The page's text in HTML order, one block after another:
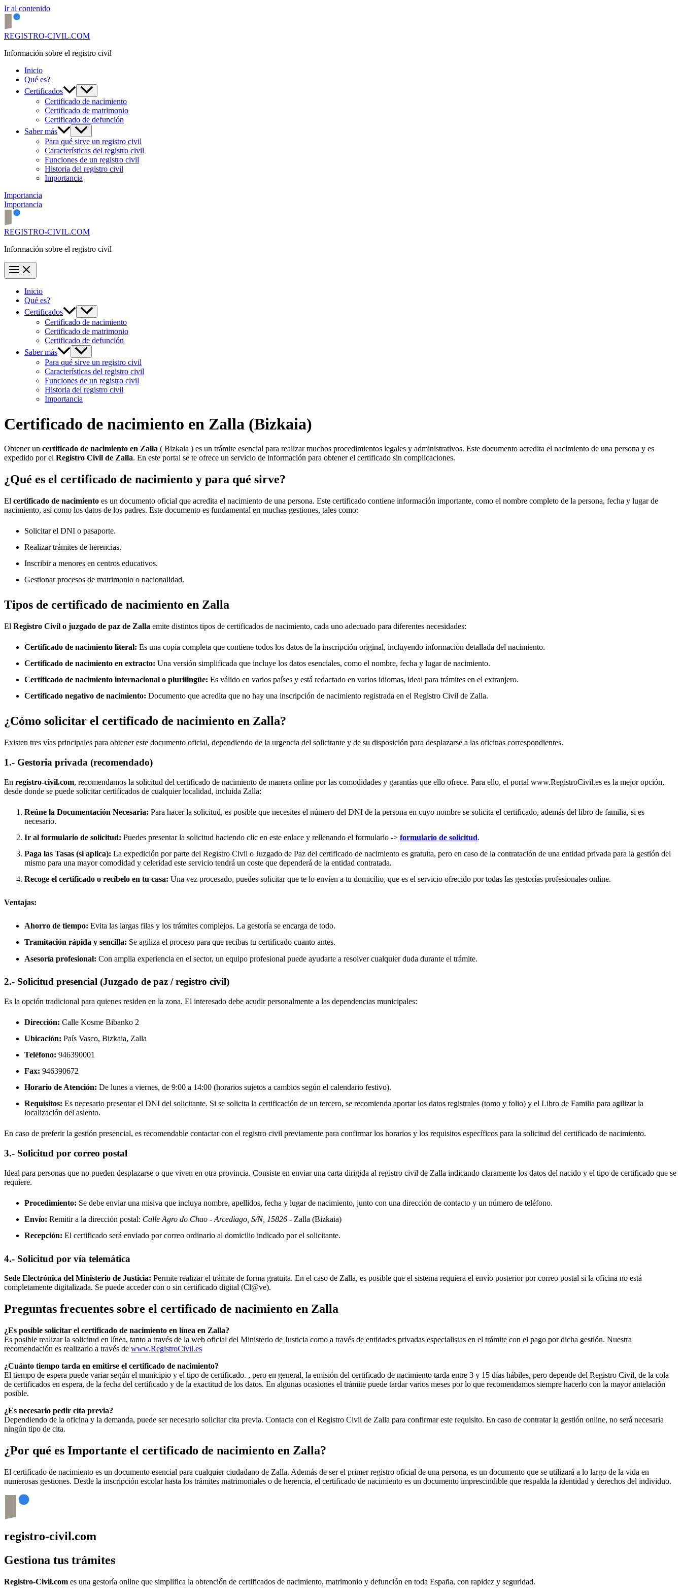
Ir al contenido
REGISTRO-CIVIL.COM
Información sobre el registro civil
Inicio
Qué es?
Certificados
Certificado de nacimiento
Certificado de matrimonio
Certificado de defunción
Saber más
Para qué sirve un registro civil
Características del registro civil
Funciones de un registro civil
Historia del registro civil
Importancia
Importancia
Importancia
REGISTRO-CIVIL.COM
Información sobre el registro civil
Inicio
Qué es?
Certificados
Certificado de nacimiento
Certificado de matrimonio
Certificado de defunción
Saber más
Para qué sirve un registro civil
Características del registro civil
Funciones de un registro civil
Historia del registro civil
Importancia
Certificado de nacimiento en Zalla (Bizkaia)
Obtener un certificado de nacimiento en Zalla ( Bizkaia ) es un trámite esencial para realizar muchos procedimientos legales y administrativos. Este documento acredita el nacimiento de una persona y es
expedido por el Registro Civil de Zalla. En este portal se te ofrece un servicio de información para obtener el certificado sin complicaciones.
¿Qué es el certificado de nacimiento y para qué sirve?
El certificado de nacimiento es un documento oficial que acredita el nacimiento de una persona. Este certificado contiene información importante, como el nombre completo de la persona, fecha y lugar de
nacimiento, así como los datos de los padres. Este documento es fundamental en muchas gestiones, tales como:
Solicitar el DNI o pasaporte.
Realizar trámites de herencias.
Inscribir a menores en centros educativos.
Gestionar procesos de matrimonio o nacionalidad.
Tipos de certificado de nacimiento en Zalla
El Registro Civil o juzgado de paz de Zalla emite distintos tipos de certificados de nacimiento, cada uno adecuado para diferentes necesidades:
Certificado de nacimiento literal: Es una copia completa que contiene todos los datos de la inscripción original, incluyendo información detallada del nacimiento.
Certificado de nacimiento en extracto: Una versión simplificada que incluye los datos esenciales, como el nombre, fecha y lugar de nacimiento.
Certificado de nacimiento internacional o plurilingüe: Es válido en varios países y está redactado en varios idiomas, ideal para trámites en el extranjero.
Certificado negativo de nacimiento: Documento que acredita que no hay una inscripción de nacimiento registrada en el Registro Civil de Zalla.
¿Cómo solicitar el certificado de nacimiento en Zalla?
Existen tres vías principales para obtener este documento oficial, dependiendo de la urgencia del solicitante y de su disposición para desplazarse a las oficinas correspondientes.
1.- Gestoria privada (recomendado)
En registro-civil.com, recomendamos la solicitud del certificado de nacimiento de manera online por las comodidades y garantías que ello ofrece. Para ello, el portal www.RegistroCivil.es es la mejor opción,
desde donde se puede solicitar certificados de cualquier localidad, incluida Zalla:
Reúne la Documentación Necesaria: Para hacer la solicitud, es posible que necesites el número del DNI de la persona en cuyo nombre se solicita el certificado, además del libro de familia, si es
necesario.
Ir al formulario de solicitud: Puedes presentar la solicitud haciendo clic en este enlace y rellenando el formulario -> formulario de solicitud.
Paga las Tasas (si aplica): La expedición por parte del Registro Civil o Juzgado de Paz del certificado de nacimiento es gratuita, pero en caso de la contratación de una entidad privada para la gestión del
mismo para una mayor comodidad y celeridad este servicio tendrá un coste que dependerá de la entidad contratada.
Recoge el certificado o recíbelo en tu casa: Una vez procesado, puedes solicitar que te lo envíen a tu domicilio, que es el servicio ofrecido por todas las gestorías profesionales online.
Ventajas:
Ahorro de tiempo: Evita las largas filas y los trámites complejos. La gestoría se encarga de todo.
Tramitación rápida y sencilla: Se agiliza el proceso para que recibas tu certificado cuanto antes.
Asesoría profesional: Con amplia experiencia en el sector, un equipo profesional puede ayudarte a resolver cualquier duda durante el trámite.
2.- Solicitud presencial (Juzgado de paz / registro civil)
Es la opción tradicional para quienes residen en la zona. El interesado debe acudir personalmente a las dependencias municipales:
Dirección: Calle Kosme Bibanko 2
Ubicación: País Vasco, Bizkaia, Zalla
Teléfono: 946390001
Fax: 946390672
Horario de Atención: De lunes a viernes, de 9:00 a 14:00 (horarios sujetos a cambios según el calendario festivo).
Requisitos: Es necesario presentar el DNI del solicitante. Si se solicita la certificación de un tercero, se recomienda aportar los datos registrales (tomo y folio) y el Libro de Familia para agilizar la
localización del asiento.
En caso de preferir la gestión presencial, es recomendable contactar con el registro civil previamente para confirmar los horarios y los requisitos específicos para la solicitud del certificado de nacimiento.
3.- Solicitud por correo postal
Ideal para personas que no pueden desplazarse o que viven en otra provincia. Consiste en enviar una carta dirigida al registro civil de Zalla indicando claramente los datos del nacido y el tipo de certificado que se
requiere.
Procedimiento: Se debe enviar una misiva que incluya nombre, apellidos, fecha y lugar de nacimiento, junto con una dirección de contacto y un número de teléfono.
Envío: Remitir a la dirección postal: Calle Agro do Chao - Arcediago, S/N, 15826 - Zalla (Bizkaia)
Recepción: El certificado será enviado por correo ordinario al domicilio indicado por el solicitante.
4.- Solicitud por vía telemática
Sede Electrónica del Ministerio de Justicia: Permite realizar el trámite de forma gratuita. En el caso de Zalla, es posible que el sistema requiera el envío posterior por correo postal si la oficina no está
completamente digitalizada. Se puede acceder con o sin certificado digital (Cl@ve).
Preguntas frecuentes sobre el certificado de nacimiento en Zalla
¿Es posible solicitar el certificado de nacimiento en línea en Zalla?
Es posible realizar la solicitud en línea, tanto a través de la web oficial del Ministerio de Justicia como a través de entidades privadas especialistas en el trámite con el pago por dicha gestión. Nuestra
recomendación es realizarlo a través de www.RegistroCivil.es
¿Cuánto tiempo tarda en emitirse el certificado de nacimiento?
El tiempo de espera puede variar según el municipio y el tipo de certificado. , pero en general, la emisión del certificado de nacimiento tarda entre 3 y 15 días hábiles, pero depende del Registro Civil, de la cola
de certificados en espera, de la fecha del certificado y de la exactitud de los datos. En algunas ocasiones el trámite puede tardar varios meses por lo que recomendamos siempre hacerlo con la mayor antelación
posible.
¿Es necesario pedir cita previa?
Dependiendo de la oficina y la demanda, puede ser necesario solicitar cita previa. Contacta con el Registro Civil de Zalla para confirmar este requisito. En caso de contratar la gestión online, no será necesaria
ningún tipo de cita.
¿Por qué es Importante el certificado de nacimiento en Zalla?
El certificado de nacimiento es un documento esencial para cualquier ciudadano de Zalla. Además de ser el primer registro oficial de una persona, es un documento que se utilizará a lo largo de la vida en
numerosas gestiones. Desde la inscripción escolar hasta los trámites matrimoniales o de herencia, el certificado de nacimiento es un documento imprescindible que respalda la identidad y derechos del individuo.
registro-civil.com
Gestiona tus trámites
Registro-Civil.com es una gestoría online que simplifica la obtención de certificados de nacimiento, matrimonio y defunción en toda España, con rapidez y seguridad.